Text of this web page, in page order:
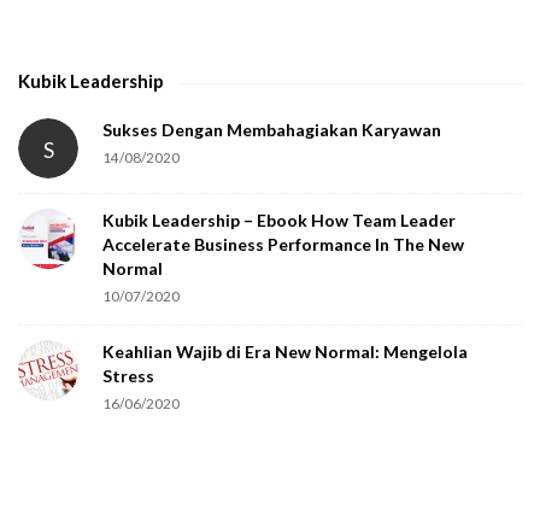
Kubik Leadership
S
Sukses Dengan Membahagiakan Karyawan
14/08/2020
Kubik Leadership – Ebook How Team Leader
Accelerate Business Performance In The New
Normal
10/07/2020
Keahlian Wajib di Era New Normal: Mengelola
Stress
16/06/2020